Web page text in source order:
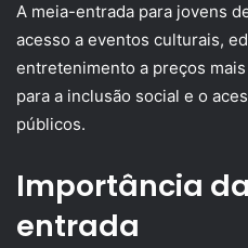
A meia-entrada para jovens
acesso a eventos culturais,
entretenimento a preços
para a inclusão social e o
públicos.
Importância
entrada